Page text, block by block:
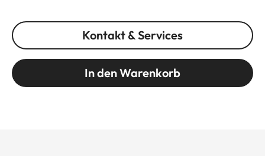
Kontakt & Services
In den Warenkorb